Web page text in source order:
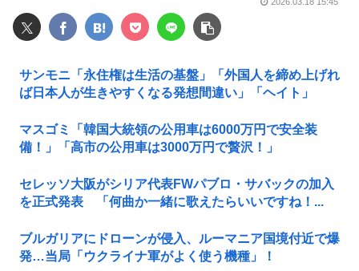
サンモニ「永住権は生活の基盤」「外国人を締め上げれ
ば日本人が生きやすくなる発想間違い」「ヘイト」
マスゴミ「韓国大統領の公用車は6000万円で安全装
備！」「高市の公用車は3000万円で贅沢！」
セレッソ大阪がシリア代表FWパブロ・サバックの加入
を正式発表 「何曲か一緒に歌えたらいいですね！...
ブルガリアにドローンが侵入、ルーマニア国境付近で爆
発…当局「ウクライナ軍がよく使う機種」！